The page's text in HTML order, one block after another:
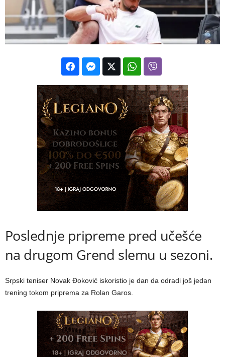
Poslednje pripreme pred učešće
na drugom Grend slemu u sezoni.
Srpski teniser Novak Đoković iskoristio je dan da odradi još jedan
trening tokom priprema za Rolan Garos.